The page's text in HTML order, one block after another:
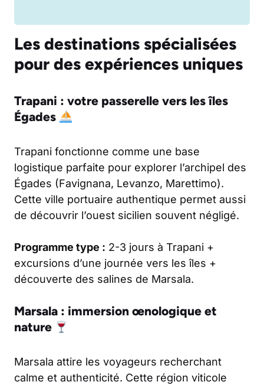
Les destinations spécialisées
pour des expériences uniques
Trapani : votre passerelle vers les îles
Égades
Trapani fonctionne comme une base
logistique parfaite pour explorer l’archipel des
Égades (Favignana, Levanzo, Marettimo).
Cette ville portuaire authentique permet aussi
de découvrir l’ouest sicilien souvent négligé.
Programme type : 2-3 jours à Trapani +
excursions d’une journée vers les îles +
découverte des salines de Marsala.
Marsala : immersion œnologique et
nature
Marsala attire les voyageurs recherchant
calme et authenticité. Cette région viticole